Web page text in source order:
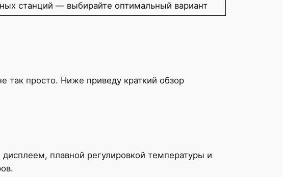
станций — выбирайте оптимальный вариант
так просто. Ниже приведу краткий обзор
плавной регулировкой температуры и